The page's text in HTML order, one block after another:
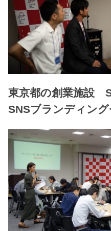
東京都の創業施設
SNSブランディン